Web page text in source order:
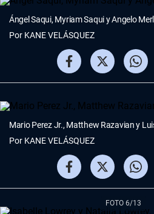
Por KANE VELÁSQUEZ
Ángel Saqui, Myriam Saqui y Angelo
Por KANE VELÁSQUEZ
Mario Perez Jr., Matthew Razavian y
FOTO 6/13